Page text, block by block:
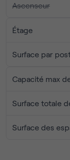
Ascenseur
Étage
Surface par
Capacité max
Surface totale
Surface des